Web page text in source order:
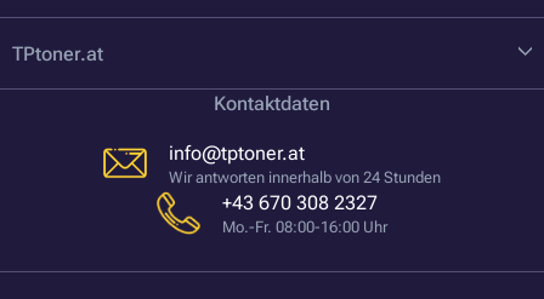
TPtoner.at
Kontaktdaten
info@tptoner.at
Wir antworten innerhalb von 24 Stunden
+43 670 308 2327
Mo.-Fr. 08:00-16:00 Uhr